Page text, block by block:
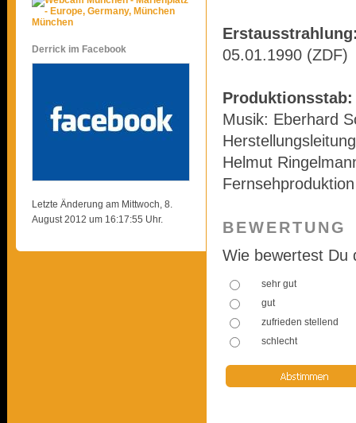
München
Derrick im Facebook
Letzte Änderung am Mittwoch, 8.
August 2012 um 16:17:55 Uhr.
05.01.1990 (ZDF)
Produktionsstab:
Musik: Eberhard
Helmut
BEWERTUNG
Wie bewertest Du
sehr gut
gut
zufrieden stellend
schlecht